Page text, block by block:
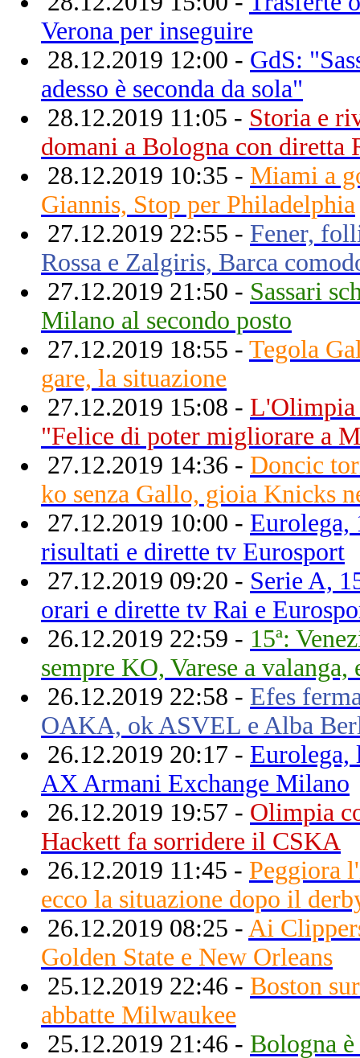
Verona per inseguire
28.12.2019 12:00 - GdS:
adesso è seconda da sola"
28.12.2019 11:05 - Storia e
domani a Bologna con diretta
28.12.2019 10:35 - Miami a
Giannis, Stop per Philadelphia
27.12.2019 22:55 - Fener,
Rossa e Zalgiris, Barca
27.12.2019 21:50 - Sassari
Milano al secondo posto
27.12.2019 18:55 - Tegola
gare, la situazione
27.12.2019 15:08 - L'Olimpia
"Felice di poter migliorare a
27.12.2019 14:36 - Doncic
ko senza Gallo, gioia Knicks
27.12.2019 10:00 - Eurolega,
risultati e dirette tv Eurosport
27.12.2019 09:20 - Serie A,
orari e dirette tv Rai e
26.12.2019 22:59 - 15ª:
sempre KO, Varese a valanga,
26.12.2019 22:58 - Efes
OAKA, ok ASVEL e Alba
26.12.2019 20:17 - Eurolega,
AX Armani Exchange Milano
26.12.2019 19:57 - Olimpia
Hackett fa sorridere il CSKA
26.12.2019 11:45 - Peggiora
ecco la situazione dopo il
26.12.2019 08:25 - Ai
Golden State e New Orleans
25.12.2019 22:46 - Boston
abbatte Milwaukee
25.12.2019 21:46 - Bologna